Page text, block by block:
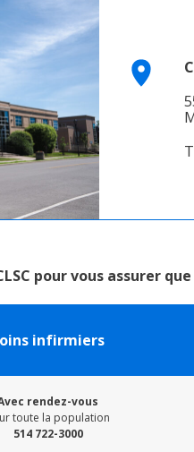
pour vous assurer
infirmiers
rendez-vous
toute la population
514 722-3000